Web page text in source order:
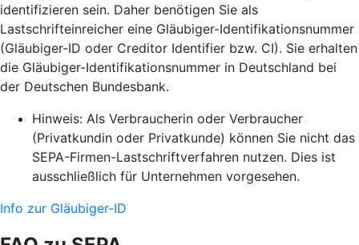
identifizieren sein. Daher benötigen Sie als
Lastschrifteinreicher eine Gläubiger-Identifikationsnummer
(Gläubiger-ID oder Creditor Identifier bzw. CI). Sie erhalten
die Gläubiger-Identifikationsnummer in Deutschland bei
der Deutschen Bundesbank.
Hinweis: Als Verbraucherin oder Verbraucher
(Privatkundin oder Privatkunde) können Sie nicht das
SEPA-Firmen-Lastschriftverfahren nutzen. Dies ist
ausschließlich für Unternehmen vorgesehen.
Info zur Gläubiger-ID